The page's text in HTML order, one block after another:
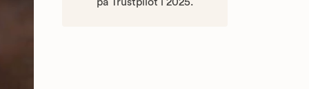
på Trustpilot i 2025.